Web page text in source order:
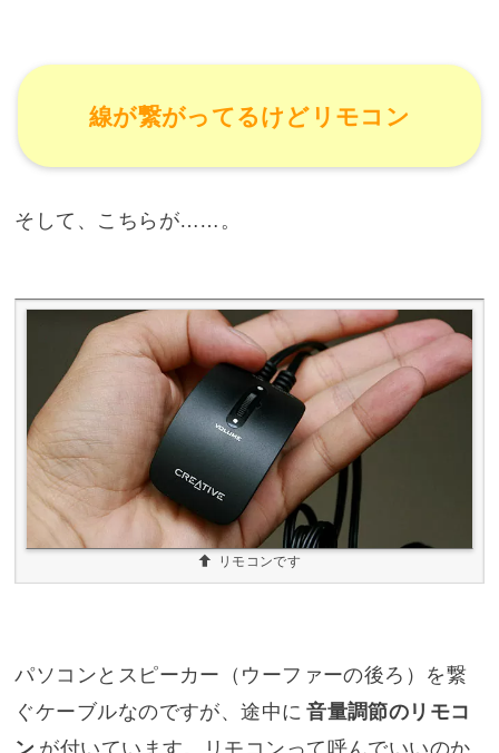
線が繋がってるけどリモコン
そして、こちらが……。
リモコンです
パソコンとスピーカー（ウーファーの後ろ）を繋
ぐケーブルなのですが、途中に 音量調節のリモコ